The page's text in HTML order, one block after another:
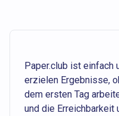
Paper.club ist einfach
erzielen Ergebnisse,
dem ersten Tag
und die Erreichbarkeit